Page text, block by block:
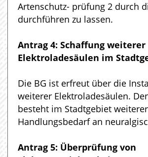
Artenschutz- prüfung 2 durch
durchführen zu lassen.
Antrag 4: Schaffung weiterer
Elektroladesäulen im
Die BG ist erfreut über die
weiterer Elektroladesäulen.
besteht im Stadtgebiet weiterer
Handlungsbedarf an
Antrag 5: Überprüfung von